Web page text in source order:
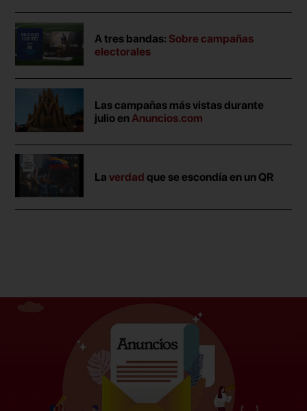
A tres bandas: Sobre campañas
electorales
Las campañas más vistas durante
julio enAnuncios.com
Laverdad que se escondía en un QR